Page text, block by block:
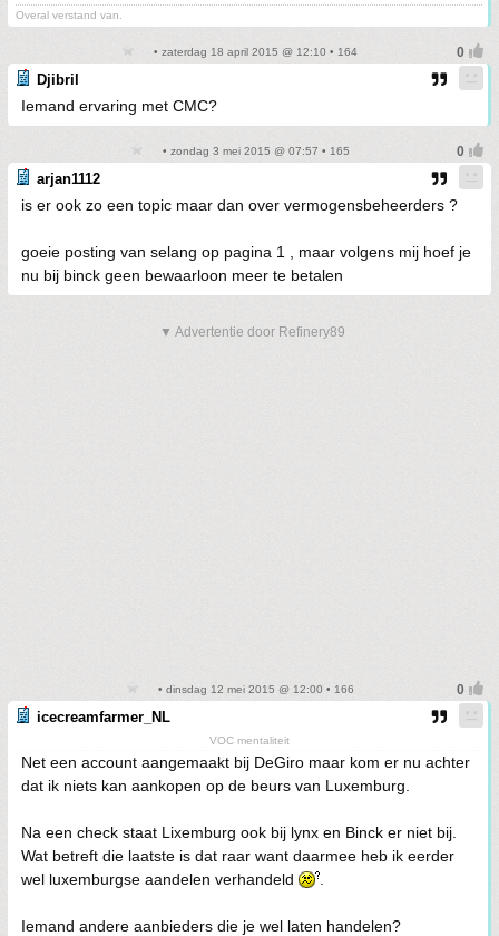
Overal verstand van.
• zaterdag 18 april 2015 @ 12:10 • 164
Djibril
Iemand ervaring met CMC?
• zondag 3 mei 2015 @ 07:57 • 165
arjan1112
is er ook zo een topic maar dan over vermogensbeheerders ?
goeie posting van selang op pagina 1 , maar volgens mij hoef je
nu bij binck geen bewaarloon meer te betalen
▼ Advertentie door Refinery89
• dinsdag 12 mei 2015 @ 12:00 • 166
icecreamfarmer_NL
VOC mentaliteit
Net een account aangemaakt bij DeGiro maar kom er nu achter
dat ik niets kan aankopen op de beurs van Luxemburg.
Na een check staat Lixemburg ook bij lynx en Binck er niet bij.
Wat betreft die laatste is dat raar want daarmee heb ik eerder
wel luxemburgse aandelen verhandeld
Iemand andere aanbieders die je wel laten handelen?